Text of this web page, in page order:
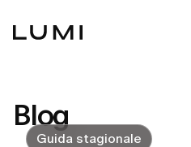
Blog
Guida stagionale